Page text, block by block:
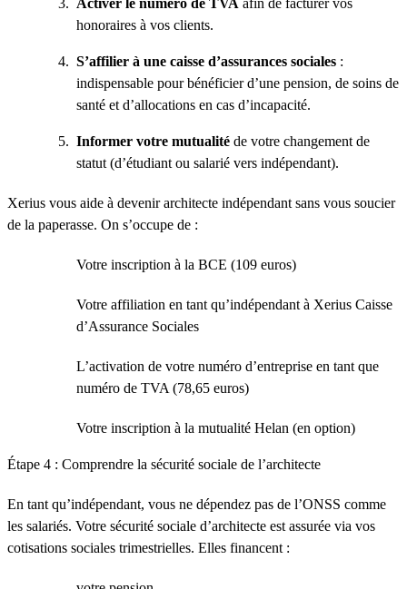
Activer le numéro de TVA afin de facturer vos
honoraires à vos clients.
S’affilier à une caisse d’assurances sociales :
indispensable pour bénéficier d’une pension, de soins de
santé et d’allocations en cas d’incapacité.
Informer votre mutualité de votre changement de
statut (d’étudiant ou salarié vers indépendant).
Xerius vous aide à devenir architecte indépendant sans vous soucier
de la paperasse. On s’occupe de :
Votre inscription à la BCE (109 euros)
Votre affiliation en tant qu’indépendant à Xerius Caisse
d’Assurance Sociales
L’activation de votre numéro d’entreprise en tant que
numéro de TVA (78,65 euros)
Votre inscription à la mutualité Helan (en option)
Étape 4 : Comprendre la sécurité sociale de l’architecte
En tant qu’indépendant, vous ne dépendez pas de l’ONSS comme
les salariés. Votre sécurité sociale d’architecte est assurée via vos
cotisations sociales trimestrielles. Elles financent :